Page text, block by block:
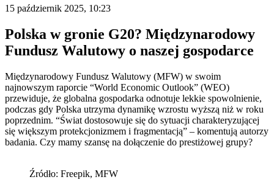
15 październik 2025, 10:23
Polska w gronie G20? Międzynarodowy
Fundusz Walutowy o naszej gospodarce
Międzynarodowy Fundusz Walutowy (MFW) w swoim
najnowszym raporcie “World Economic Outlook” (WEO)
przewiduje, że globalna gospodarka odnotuje lekkie spowolnienie,
podczas gdy Polska utrzyma dynamikę wzrostu wyższą niż w roku
poprzednim. “Świat dostosowuje się do sytuacji charakteryzującej
się większym protekcjonizmem i fragmentacją” – komentują autorzy
badania. Czy mamy szansę na dołączenie do prestiżowej grupy?
Źródło: Freepik, MFW